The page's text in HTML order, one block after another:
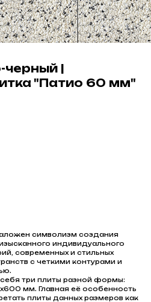
черный |
"Патио 60 мм"
символизм создания
индивидуального
современных и стильных
с четкими контурами и
три плиты разной формы:
мм. Главная её особенность
плиты данных размеров как